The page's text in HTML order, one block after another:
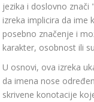
jezika i doslovno znači
izreka implicira da ime
posebno značenje i
karakter, osobnost ili
U osnovi, ova izreka
da imena nose
skrivene konotacije